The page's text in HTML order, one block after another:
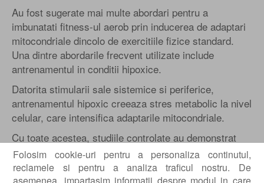
Folosim cookie-uri pentru a personaliza continutul,
reclamele si pentru a analiza traficul nostru. De
Au fost sugerate mai multe abordari pentru a
imbunatati fitness-ul aerob prin inducerea de adaptari
mitocondriale dincolo de exercitiile fizice standard.
Una dintre abordarile frecvent utilizate include
antrenamentul in conditii hipoxice.
Datorita stimularii sale sistemice si periferice,
antrenamentul hipoxic creeaza stres metabolic la nivel
celular, care intensifica adaptarile mitocondriale.
Cu toate acestea, studiile controlate au demonstrat
rezultate contradictorii atat in ceea ce priveste
respiratia mitocondriala, cat si capacitatea aeroba.
Motivul principal consta in faptul ca performanta se